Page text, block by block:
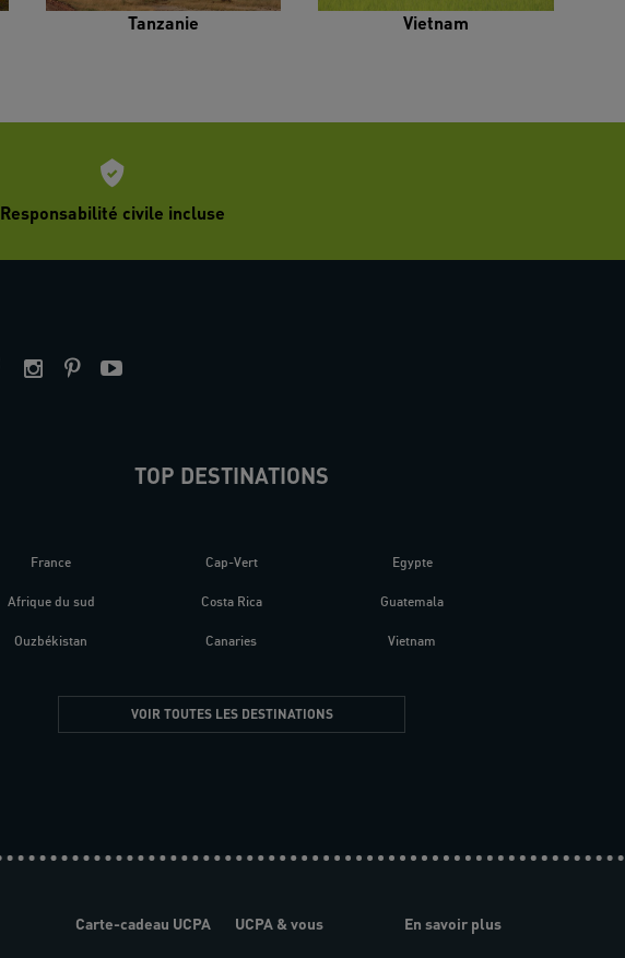
Tanzanie Vietnam
Responsabilité civile incluse
TOP DESTINATIONS
France
Afrique du sud
Ouzbékistan
Cap-Vert
Costa Rica
Canaries
Egypte
Guatemala
Vietnam
VOIR TOUTES LES DESTINATIONS
Carte-cadeau UCPA UCPA & vous En savoir plus